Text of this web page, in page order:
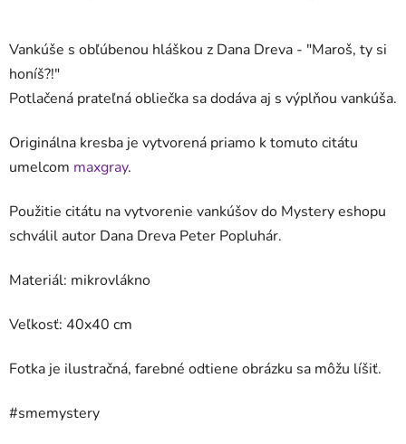
Vankúše s obľúbenou hláškou z Dana Dreva - "Maroš, ty si
honíš?!"
Potlačená prateľná obliečka sa dodáva aj s výplňou vankúša.
Originálna kresba je vytvorená priamo k tomuto citátu
umelcom maxgray.
Použitie citátu na vytvorenie vankúšov do Mystery eshopu
schválil autor Dana Dreva Peter Popluhár.
Materiál: mikrovlákno
Veľkosť: 40x40 cm
Fotka je ilustračná, farebné odtiene obrázku sa môžu líšiť.
#smemystery